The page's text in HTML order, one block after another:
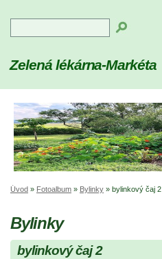
Zelená lékárna-Markéta
Úvod » Fotoalbum » Bylinky » bylinkový čaj 2
Bylinky
bylinkový čaj 2